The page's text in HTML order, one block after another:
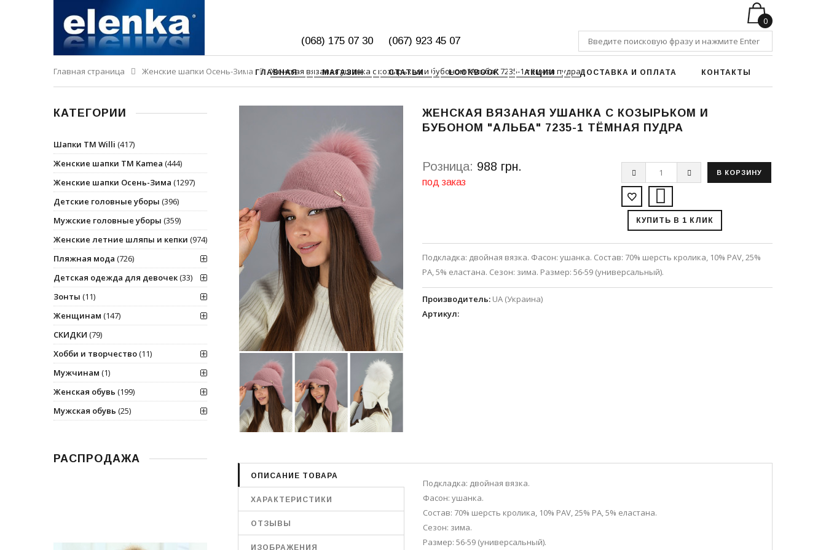
(068) 175 07 30 (067) 923 45 07
0
ГЛАВНАЯ МАГАЗИН СТАТЬИ LOOKBOOK АКЦИИ ДОСТАВКА И ОПЛАТА КОНТАКТЫ
Главная страница Женские шапки Осень-Зима Женская вязаная ушанка с козырьком и бубоном "Альба" 7235-1 тёмная пудра
ЖЕНСКАЯ ВЯЗАНАЯ УШАНКА С КОЗЫРЬКОМ И
БУБОНОМ "АЛЬБА" 7235-1 ТЁМНАЯ ПУДРА
Розница: 988 грн.
под заказ
КУПИТЬ В 1 КЛИК
Подкладка: двойная вязка. Фасон: ушанка. Состав: 70% шерсть кролика, 10% PAV, 25%
PA, 5% еластана. Сезон: зима. Размер: 56-59 (универсальный).
Производитель: UA (Украина)
Артикул:
ОПИСАНИЕ ТОВАРА
ХАРАКТЕРИСТИКИ
ОТЗЫВЫ
ИЗОБРАЖЕНИЯ
Подкладка: двойная вязка.
Фасон: ушанка.
Состав: 70% шерсть кролика, 10% PAV, 25% PA, 5% еластана.
Сезон: зима.
Размер: 56-59 (универсальный).
КАТЕГОРИИ
Шапки ТМ Willi (417)
Женские шапки ТМ Kamea (444)
Женские шапки Осень-Зима (1297)
Детские головные уборы (396)
Мужские головные уборы (359)
Женские летние шляпы и кепки (974)
Пляжная мода (726)
Детская одежда для девочек(33)
Зонты (11)
Женщинам (147)
СКИДКИ (79)
Хобби и творчество(11)
Мужчинам (1)
Женская обувь (199)
Мужская обувь (25)
РАСПРОДАЖА